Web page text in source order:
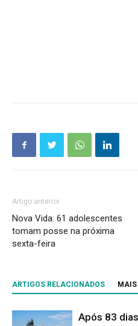
Artigo anterior
Nova Vida: 61 adolescentes
tomam posse na próxima
sexta-feira
ARTIGOS RELACIONADOS MAIS
Após 83